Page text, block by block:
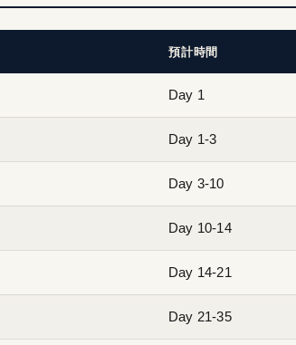
預計時間
Day 1
Day 1-3
Day 3-10
Day 10-14
Day 14-21
Day 21-35